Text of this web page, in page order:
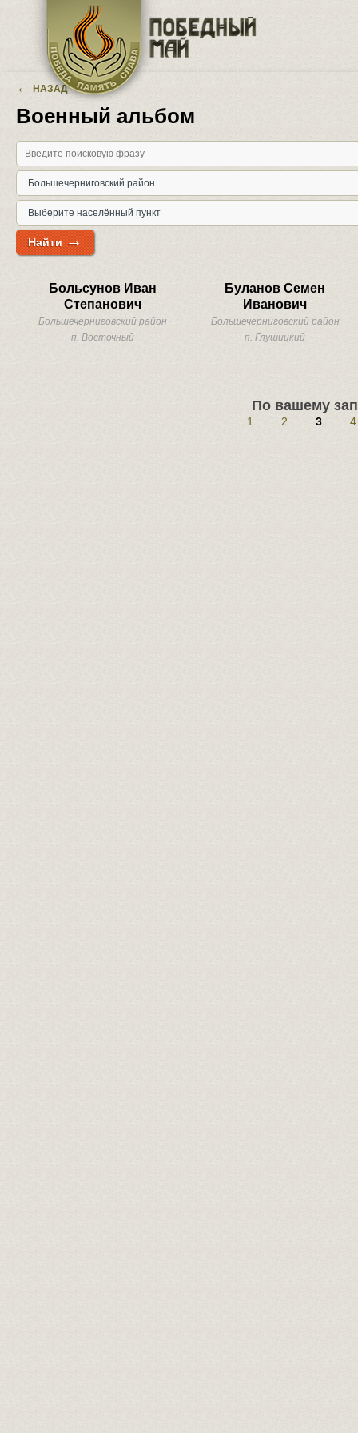
Перейти к основному содержанию
← НАЗАД
Военный альбом
Найти→
Больсунов Иван
Степанович
Большечерниговский район
п. Восточный
Буланов Семен
Иванович
Большечерниговский район
п. Глушицкий
По вашему
1 2 3 4